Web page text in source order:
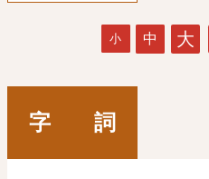
小 中 大
字 詞